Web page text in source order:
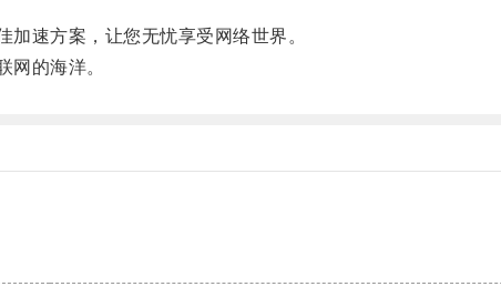
速方案，让您无忧享受网络世界。
的海洋。